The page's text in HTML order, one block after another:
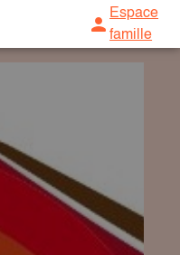
Espace
famille